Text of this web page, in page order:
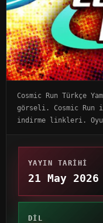
Cosmic Run Türkçe
görseli. Cosmic Run
indirme linkleri.
YAYIN TARIHI
21 May 2026
DIL